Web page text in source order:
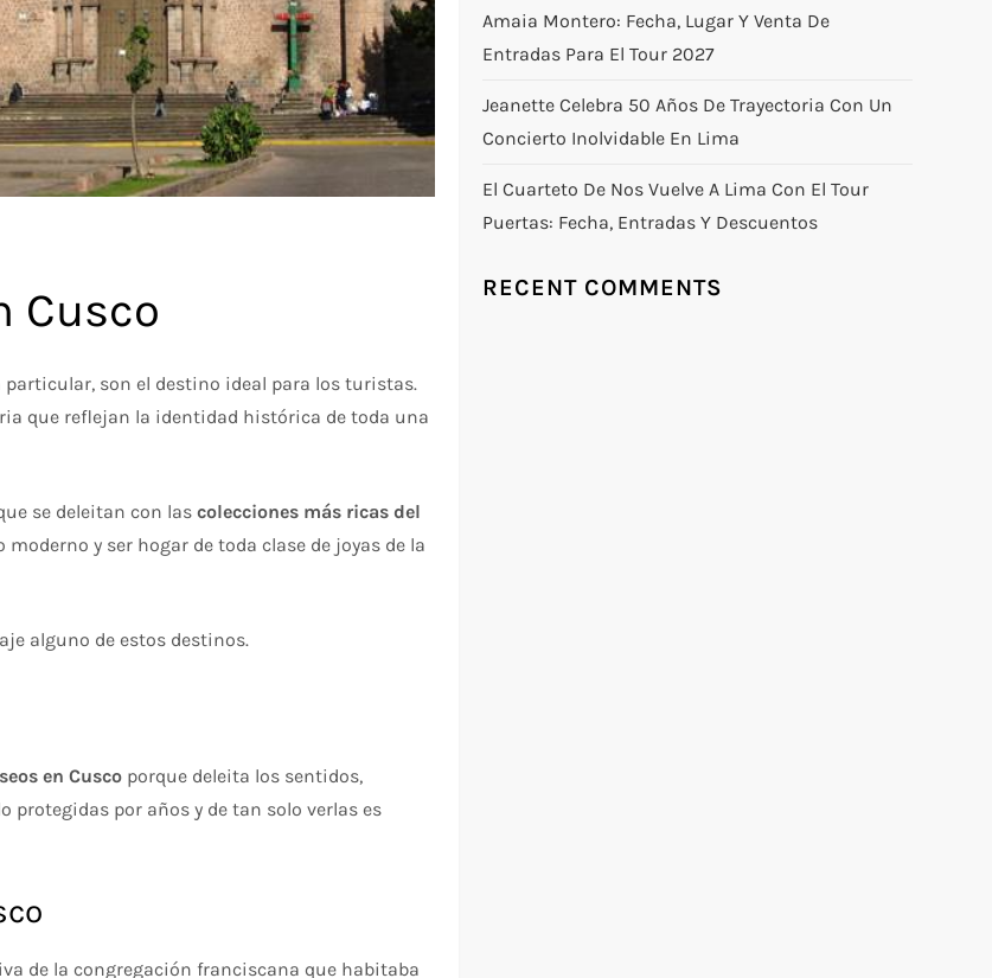
Cusco
particular, son el destino ideal para los turistas.
que reflejan la identidad histórica de toda una
se deleitan con lascolecciones más ricas del
y ser hogar de toda clase de joyas de la
alguno de estos destinos.
en Cusco porque deleita los sentidos,
por años y de tan solo verlas es
de la congregación franciscana que habitaba
Amaia Montero: Fecha, Lugar Y Venta De
Entradas Para El Tour 2027
Jeanette Celebra 50 Años De Trayectoria Con Un
Concierto Inolvidable En Lima
El Cuarteto De Nos Vuelve A Lima Con El Tour
Puertas: Fecha, Entradas Y Descuentos
RECENT COMMENTS